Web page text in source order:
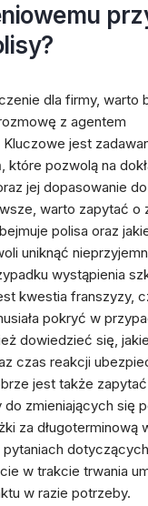
dla firmy, warto
z agentem
jest
które pozwolą na
jej dopasowanie
warto zapytać o
polisa oraz
uniknąć
wystąpienia
kwestia franszyzy,
pokryć w
dowiedzieć się,
czas reakcji
jest także
do zmieniających się
za długoterminową
w trakcie trwania
w razie potrzeby.